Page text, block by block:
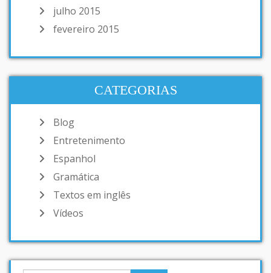
julho 2015
fevereiro 2015
CATEGORIAS
Blog
Entretenimento
Espanhol
Gramática
Textos em inglês
Vídeos